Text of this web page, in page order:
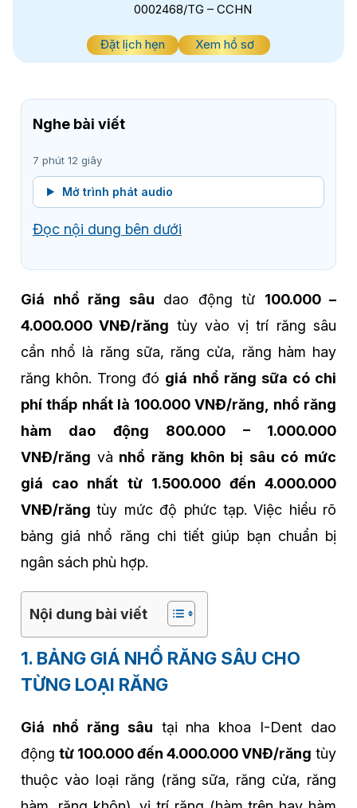
0002468/TG – CCHN
Đặt lịch hẹn Xem hồ sơ
Nghe bài viết
7 phút 12 giây
Mở trình phát audio
Đọc nội dung bên dưới
Giá nhổ răng sâu dao động từ 100.000 –
4.000.000 VNĐ/răng tùy vào vị trí răng sâu
cần nhổ là răng sữa, răng cửa, răng hàm hay
răng khôn. Trong đó giá nhổ răng sữa có chi
phí thấp nhất là 100.000 VNĐ/răng, nhổ răng
hàm dao động 800.000 – 1.000.000
VNĐ/răng và nhổ răng khôn bị sâu có mức
giá cao nhất từ 1.500.000 đến 4.000.000
VNĐ/răngtùy mức độ phức tạp. Việc hiểu rõ
bảng giá nhổ răng chi tiết giúp bạn chuẩn bị
ngân sách phù hợp.
Nội dung bài viết
1. BẢNG GIÁ NHỔ RĂNG SÂU CHO
TỪNG LOẠI RĂNG
Giá nhổ răng sâu tại nha khoa I-Dent dao
động từ 100.000 đến 4.000.000 VNĐ/răng tùy
thuộc vào loại răng (răng sữa, răng cửa, răng